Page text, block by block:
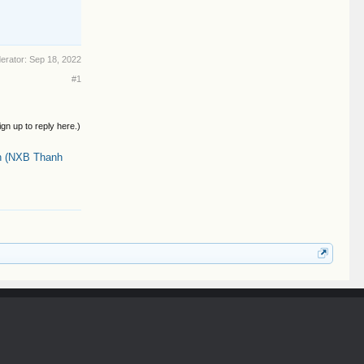
Sep 18, 2022
#1
up to reply here.)
(NXB Thanh